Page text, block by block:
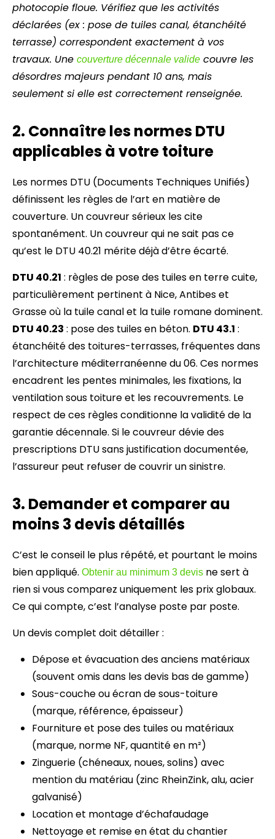
photocopie floue. Vérifiez que les activités
déclarées (ex : pose de tuiles canal, étanchéité
terrasse) correspondent exactement à vos
travaux. Une couverture décennale valide couvre les
désordres majeurs pendant 10 ans, mais
seulement si elle est correctement renseignée.
2. Connaître les normes DTU
applicables à votre toiture
Les normes DTU (Documents Techniques Unifiés)
définissent les règles de l’art en matière de
couverture. Un couvreur sérieux les cite
spontanément. Un couvreur qui ne sait pas ce
qu’est le DTU 40.21 mérite déjà d’être écarté.
DTU 40.21 : règles de pose des tuiles en terre cuite,
particulièrement pertinent à Nice, Antibes et
Grasse où la tuile canal et la tuile romane dominent.
DTU 40.23 : pose des tuiles en béton. DTU 43.1 :
étanchéité des toitures-terrasses, fréquentes dans
l’architecture méditerranéenne du 06. Ces normes
encadrent les pentes minimales, les fixations, la
ventilation sous toiture et les recouvrements. Le
respect de ces règles conditionne la validité de la
garantie décennale. Si le couvreur dévie des
prescriptions DTU sans justification documentée,
l’assureur peut refuser de couvrir un sinistre.
3. Demander et comparer au
moins 3 devis détaillés
C’est le conseil le plus répété, et pourtant le moins
bien appliqué. Obtenir au minimum 3 devis ne sert à
rien si vous comparez uniquement les prix globaux.
Ce qui compte, c’est l’analyse poste par poste.
Un devis complet doit détailler :
Dépose et évacuation des anciens matériaux
(souvent omis dans les devis bas de gamme)
Sous-couche ou écran de sous-toiture
(marque, référence, épaisseur)
Fourniture et pose des tuiles ou matériaux
(marque, norme NF, quantité en m²)
Zinguerie (chéneaux, noues, solins) avec
mention du matériau (zinc RheinZink, alu, acier
galvanisé)
Location et montage d’échafaudage
Nettoyage et remise en état du chantier